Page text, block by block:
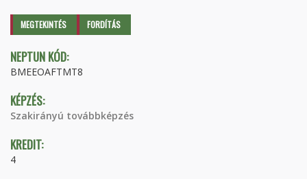
Elsődleges fülek
MEGTEKINTÉS (AKTÍVFORDÍTÁS
NEPTUN KÓD:
BMEEOAFTMT8
KÉPZÉS:
Szakirányú továbbképzés
KREDIT:
4